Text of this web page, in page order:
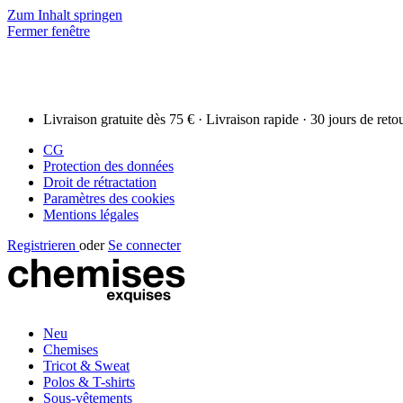
Zum Inhalt springen
Fermer fenêtre
Livraison gratuite dès 75 € · Livraison rapide · 30 jours de
CG
Protection des données
Droit de rétractation
Paramètres des cookies
Mentions légales
Registrieren oder Se connecter
Neu
Chemises
Tricot & Sweat
Polos & T-shirts
Sous-vêtements